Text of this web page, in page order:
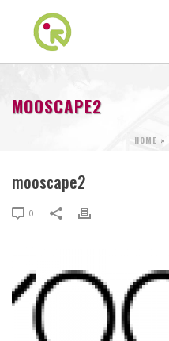
MOOSCAPE2
HOME »
mooscape2
0